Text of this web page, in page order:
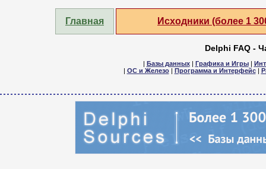
Главная Исходники (более 1
Delphi FAQ -
| Базы данных| Графика и Игры|
| ОС и Железо| Программа и Интерфейс|